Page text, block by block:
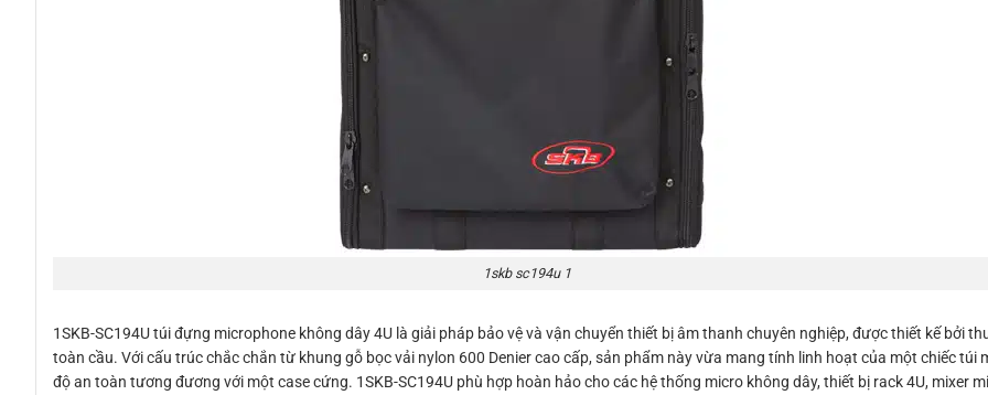
1skb sc194u 1
1SKB-SC194U túi đựng microphone không dây 4U là giải pháp bảo vệ và vận chuyển thiết bị âm thanh chuyên nghiệp, được thiết kế bởi
toàn cầu. Với cấu trúc chắc chắn từ khung gỗ bọc vải nylon 600 Denier cao cấp, sản phẩm này vừa mang tính linh hoạt của một chiếc túi
độ an toàn tương đương với một case cứng. 1SKB-SC194U phù hợp hoàn hảo cho các hệ thống micro không dây, thiết bị rack 4U, mixer